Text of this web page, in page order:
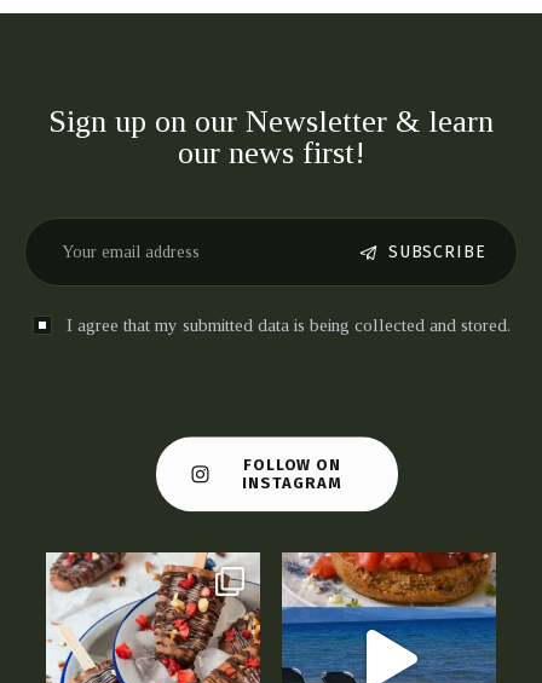
Sign up on our Newsletter & learn
our news first!
SUBSCRIBE
I agree that my submitted data is being collected and stored.
FOLLOW ON
INSTAGRAM